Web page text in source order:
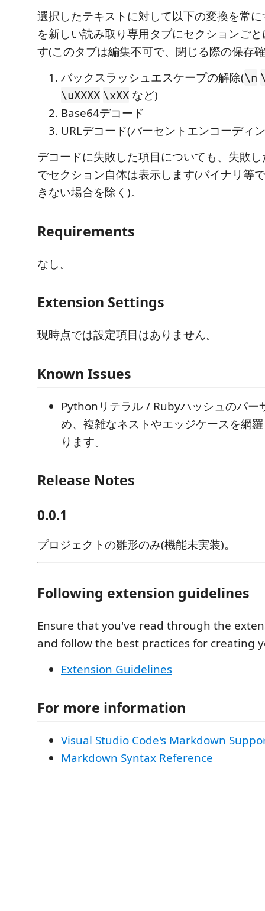
選択したテキストに対して以下の変換を常
を新しい読み取り専用タブにセクションご
す(このタブは編集不可で、閉じる際の保存
バックスラッシュエスケープの解除(\n
\uXXXX \xXX など)
Base64デコード
URLデコード(パーセントエンコーディ
デコードに失敗した項目についても、失敗
でセクション自体は表示します(バイナリ等
きない場合を除く)。
Requirements
なし。
Extension Settings
現時点では設定項目はありません。
Known Issues
Pythonリテラル / Rubyハッシュのパー
め、複雑なネストやエッジケースを網
ります。
Release Notes
0.0.1
プロジェクトの雛形のみ(機能未実装)。
Following extension guidelines
Ensure that you've read through the
and follow the best practices for creating
Extension Guidelines
For more information
Visual Studio Code's Markdown
Markdown Syntax Reference